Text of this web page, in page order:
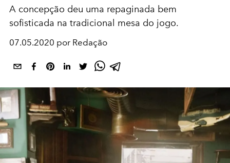
A concepção deu uma repaginada bem
sofisticada na tradicional mesa do jogo.
07.05.2020 por Redação